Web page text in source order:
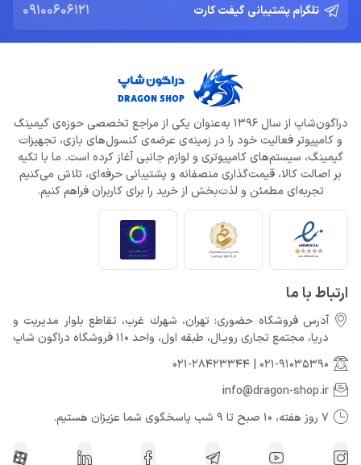
تلگرام پشتیبانی گیفت کارت 09100606121
دراگون‌شاپ از سال 1396 به‌عنوان یکی از مراجع تخصصی حوزه‌ی گیمینگ
و کامپیوتر فعالیت خود را در زمینه‌ی عرضه‌ی کنسول‌های بازی، تجهیزات
گیمینگ، سیستم‌های کامپیوتری و لوازم جانبی آغاز کرده است. ما با تکیه
بر اصالت کالا، قیمت‌گذاری منصفانه و پشتیبانی حرفه‌ای، تلاش می‌کنیم
تجربه‌ای مطمئن و لذت‌بخش از خرید را برای کاربران فراهم کنیم.
ارتباط با ما
آدرس فروشگاه حضوری: تهران، شهرك غرب، تقاطع بلوار مدیریت و
دريا، مجتمع تجارى رويـال، طبقه اول، واحد 110 فروشگاه دراگون شاپ
021-91035390
021-28423344
info@dragon-shop.ir
7 روز هفته، 10 صبح تا 9 شب پاسخگوی شما عزیزان هستیم.